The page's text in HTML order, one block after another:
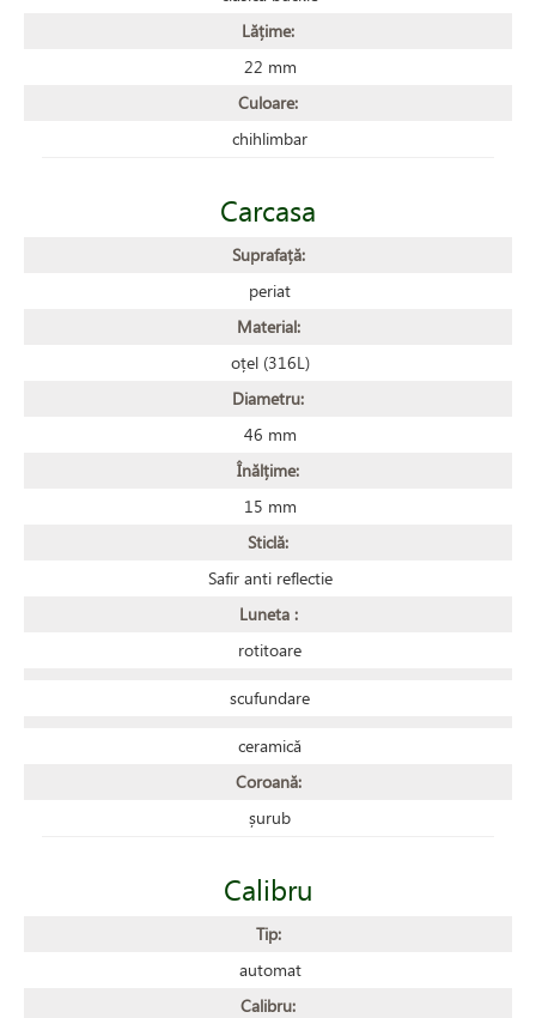
Lățime:
22 mm
Culoare:
chihlimbar
Carcasa
Suprafață:
periat
Material:
oțel (316L)
Diametru:
46 mm
Înălțime:
15 mm
Sticlă:
Safir anti reflectie
Luneta :
rotitoare
scufundare
ceramică
Coroană:
șurub
Calibru
Tip:
automat
Calibru: